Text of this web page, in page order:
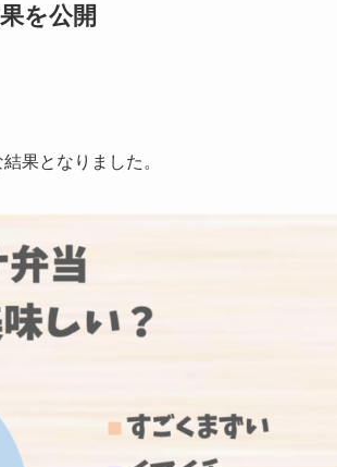
を公開
果となりました。